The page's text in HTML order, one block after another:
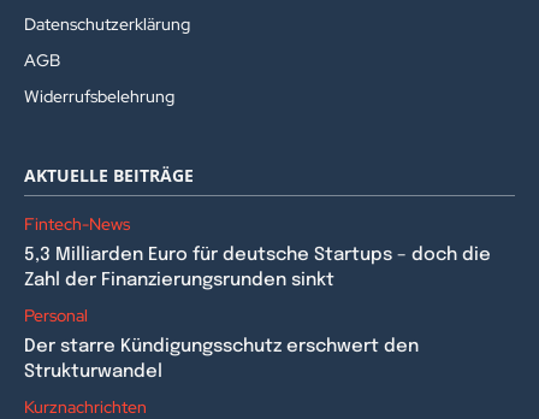
Datenschutzerklärung
AGB
Widerrufsbelehrung
AKTUELLE BEITRÄGE
Fintech-News
5,3 Milliarden Euro für deutsche Startups – doch die
Zahl der Finanzierungsrunden sinkt
Personal
Der starre Kündigungsschutz erschwert den
Strukturwandel
Kurznachrichten